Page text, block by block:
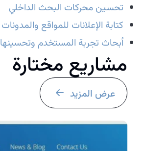
تحسين محركات البحث الداخلي
كتابة الإعلانات للمواقع والمدونات
أبحاث تجربة المستخدم وتحسينها
مشاريع مختارة
عرض المزيد